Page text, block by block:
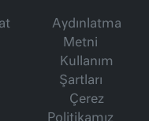
Aydınlatma
Metni
Kullanım
Şartları
Çerez